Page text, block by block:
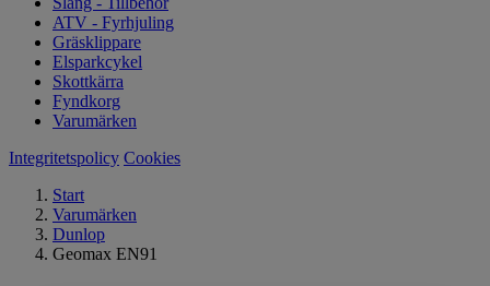
ATV - Fyrhjuling
Gräsklippare
Elsparkcykel
Skottkärra
Fyndkorg
Varumärken
Integritetspolicy Cookies
Start
Varumärken
Dunlop
Geomax EN91